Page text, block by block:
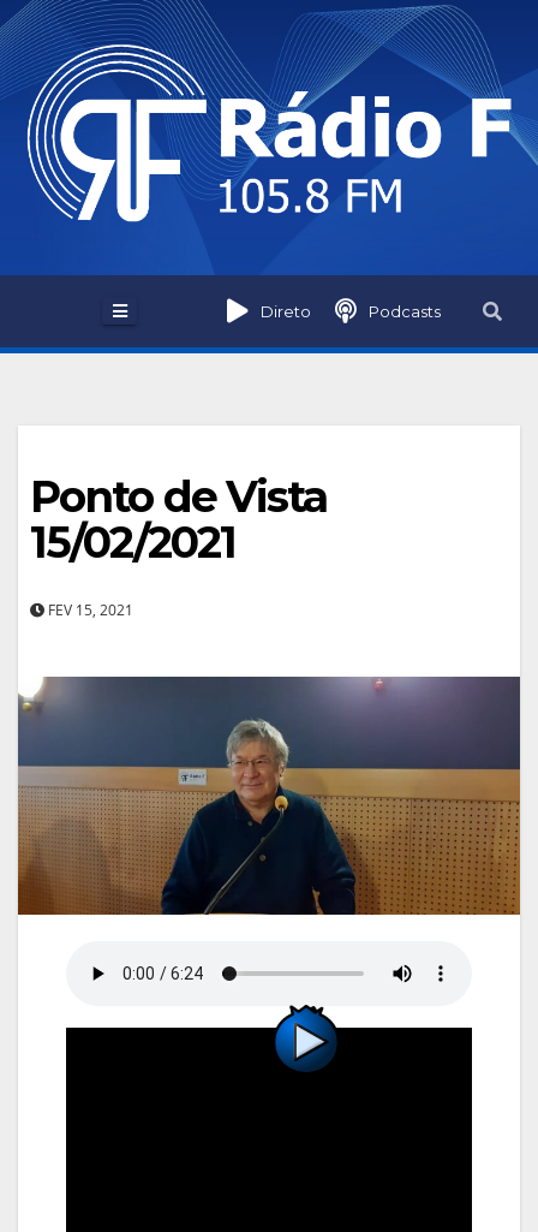
Skip
to
content
Direto Podcasts
Ponto de Vista
15/02/2021
FEV 15, 2021